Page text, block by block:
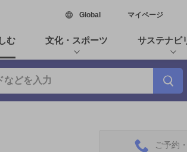
Global新しいウィンドウで開く
マイページ
む 文化・スポーツ サステナビ
ご予約